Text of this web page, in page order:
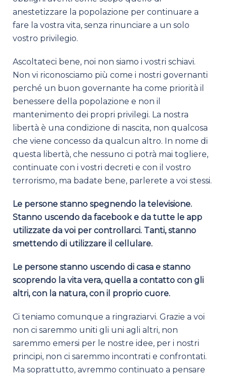
anestetizzare la popolazione per continuare a
fare la vostra vita, senza rinunciare a un solo
vostro privilegio.
Ascoltateci bene, noi non siamo i vostri schiavi.
Non vi riconosciamo più come i nostri governanti
perché un buon governante ha come priorità il
benessere della popolazione e non il
mantenimento dei propri privilegi. La nostra
libertà è una condizione di nascita, non qualcosa
che viene concesso da qualcun altro. In nome di
questa libertà, che nessuno ci potrà mai togliere,
continuate con i vostri decreti e con il vostro
terrorismo, ma badate bene, parlerete a voi stessi.
Le persone stanno spegnendo la televisione.
Stanno uscendo da facebook e da tutte le app
utilizzate da voi per controllarci. Tanti, stanno
smettendo di utilizzare il cellulare.
Le persone stanno uscendo di casa e stanno
scoprendo la vita vera, quella a contatto con gli
altri, con la natura, con il proprio cuore.
Ci teniamo comunque a ringraziarvi. Grazie a voi
non ci saremmo uniti gli uni agli altri, non
saremmo emersi per le nostre idee, per i nostri
principi, non ci saremmo incontrati e confrontati.
Ma soprattutto, avremmo continuato a pensare